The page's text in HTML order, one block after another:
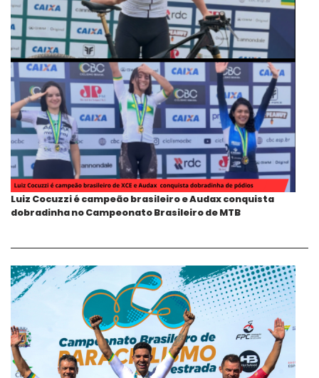
Luiz Cocuzzi é campeão brasileiro e Audax conquista
dobradinha no Campeonato Brasileiro de MTB